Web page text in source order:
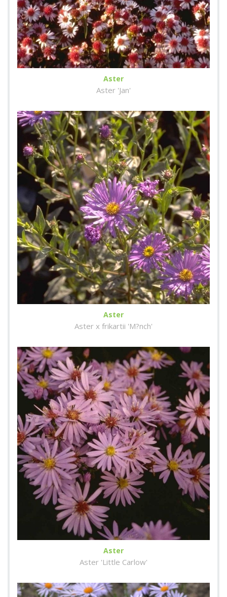
Aster
Aster 'Jan'
Aster
Aster x frikartii 'M?nch'
Aster
Aster 'Little Carlow'